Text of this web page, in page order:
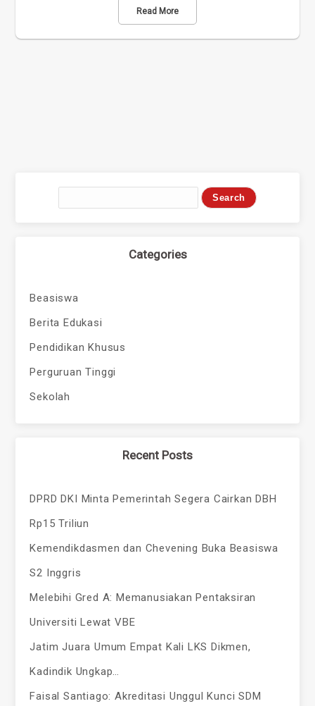
Read More
Categories
Beasiswa
Berita Edukasi
Pendidikan Khusus
Perguruan Tinggi
Sekolah
Recent Posts
DPRD DKI Minta Pemerintah Segera Cairkan DBH
Rp15 Triliun
Kemendikdasmen dan Chevening Buka Beasiswa
S2 Inggris
Melebihi Gred A: Memanusiakan Pentaksiran
Universiti Lewat VBE
Jatim Juara Umum Empat Kali LKS Dikmen,
Kadindik Ungkap…
Faisal Santiago: Akreditasi Unggul Kunci SDM